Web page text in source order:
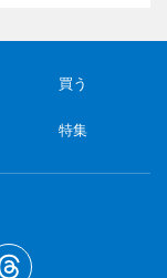
買う
特集